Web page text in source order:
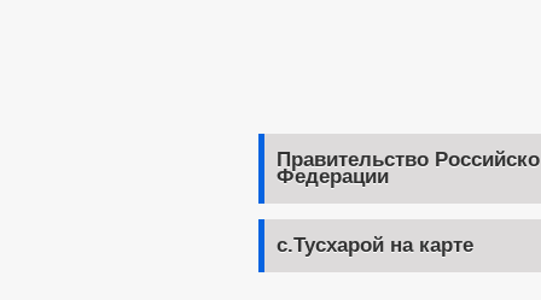
Правительство
Федерации
с.Тусхарой на карте